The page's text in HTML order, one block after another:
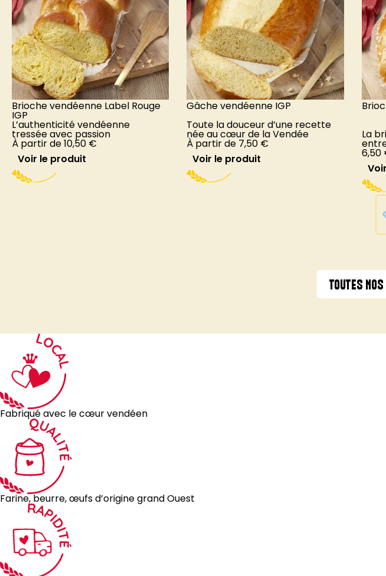
Brioche vendéenne Label Rouge
IGP
L’authenticité vendéenne
tressée avec passion
À partir de10,50 €
Voir le produit
Gâche vendéenne IGP
Toute la douceur d’une recette
née au cœur de la Vendée
À partir de 7,50 €
Voir le produit
La
6,50
TOUTES
Fabriqué avec le cœur vendéen
Farine, beurre, œufs d’origine grand Ouest